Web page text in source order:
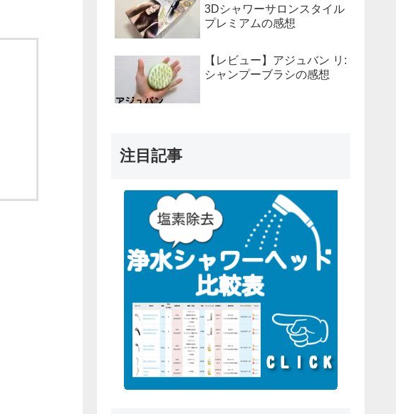
3Dシャワーサロンスタイル
プレミアムの感想
【レビュー】アジュバン リ:
シャンプーブラシの感想
注目記事